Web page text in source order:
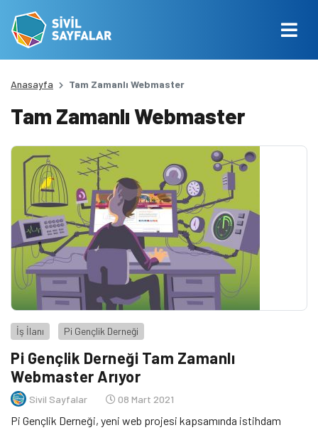
Anasayfa Tam Zamanlı Webmaster
Tam Zamanlı Webmaster
İş İlanı Pi Gençlik Derneği
Pi Gençlik Derneği Tam Zamanlı
Webmaster Arıyor
Sivil Sayfalar 08 Mart 2021
Pi Gençlik Derneği, yeni web projesi kapsamında istihdam